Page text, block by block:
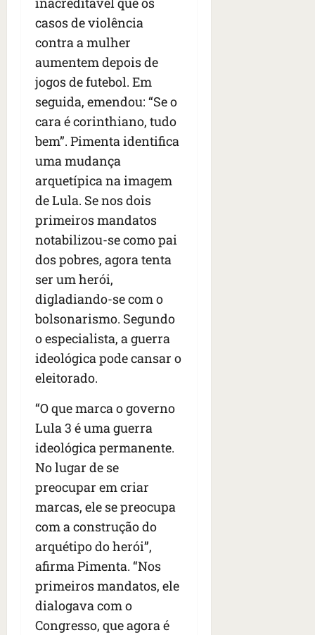
casos de violência
contra a mulher
aumentem depois de
jogos de futebol. Em
seguida, emendou: “Se o
cara é corinthiano, tudo
bem”. Pimenta identifica
uma mudança
arquetípica na imagem
de Lula. Se nos dois
primeiros mandatos
notabilizou-se como pai
dos pobres, agora tenta
ser um herói,
digladiando-se com o
bolsonarismo. Segundo
o especialista, a guerra
ideológica pode cansar o
eleitorado.
“O que marca o governo
Lula 3 é uma guerra
ideológica permanente.
No lugar de se
preocupar em criar
marcas, ele se preocupa
com a construção do
arquétipo do herói”,
afirma Pimenta. “Nos
primeiros mandatos, ele
dialogava com o
Congresso, que agora é